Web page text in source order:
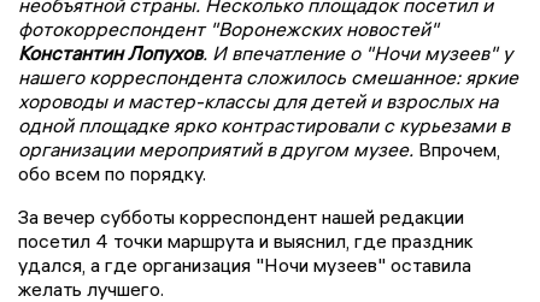
фотокорреспондент "Воронежских новостей"
Константин Лопухов. И впечатление о "Ночи музеев" у
нашего корреспондента сложилось смешанное: яркие
хороводы и мастер-классы для детей и взрослых на
одной площадке ярко контрастировали с курьезами в
организации мероприятий в другом музее. Впрочем,
обо всем по порядку.
За вечер субботы корреспондент нашей редакции
посетил 4 точки маршрута и выяснил, где праздник
удался, а где организация "Ночи музеев" оставила
желать лучшего.